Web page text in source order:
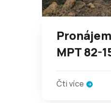
MPT 82-
Čti více